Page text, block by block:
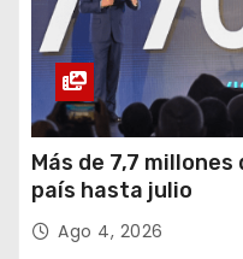
Más de 7,7
país hasta julio
Ago 4, 2026